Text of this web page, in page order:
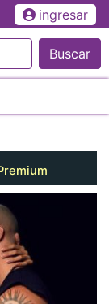
ingresar
Buscar